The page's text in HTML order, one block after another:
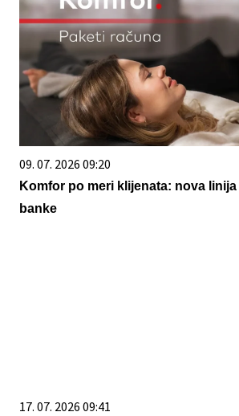
09. 07. 2026 09:20
Komfor po meri klijenata: nova linija
banke
17. 07. 2026 09:41